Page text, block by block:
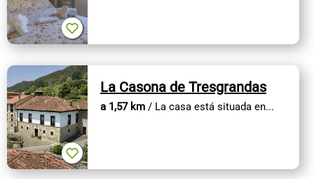
La Casona de Tresgrandas
a 1,57 km / La casa está situada en...